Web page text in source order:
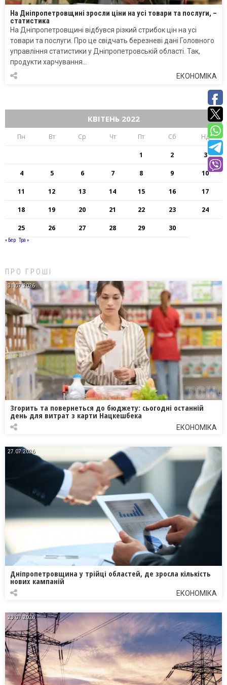
На Дніпропетровщині зросли ціни на усі товари та послуги, –
статистика
На Дніпропетровщині відбувся різкий стрибок цін на усі
товари та послуги. Про це свідчать березневі дані Головного
управління статистики у Дніпропетровській області. Так,
продукти харчування…
ЕКОНОМІКА
КВІТЕНЬ 2022
Пн Вт Ср Чт Пт Сб Нд
1 2 3
4 5 6 7 8 9 10
11 12 13 14 15 16 17
18 19 20 21 22 23 24
25 26 27 28 29 30
« Бер Тра »
ПРО ГРОШІ
31.07.2026
Згорить та повернеться до бюджету: сьогодні останній
день для витрат з карти Нацкешбека
ЕКОНОМІКА
27.07.2026
Дніпропетровщина у трійці областей, де зросла кількість
нових кампаній
ЕКОНОМІКА
23.07.2026